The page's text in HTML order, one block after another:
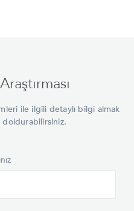
ile ilgili detaylı bilgi almak